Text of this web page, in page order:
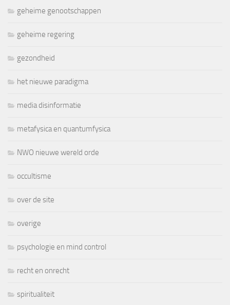
geheime genootschappen
geheime regering
gezondheid
het nieuwe paradigma
media disinformatie
metafysica en quantumfysica
NWO nieuwe wereld orde
occultisme
over de site
overige
psychologie en mind control
recht en onrecht
spiritualiteit